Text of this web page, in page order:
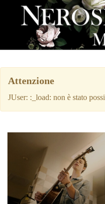
Attenzione
JUser: :_load: non è stato